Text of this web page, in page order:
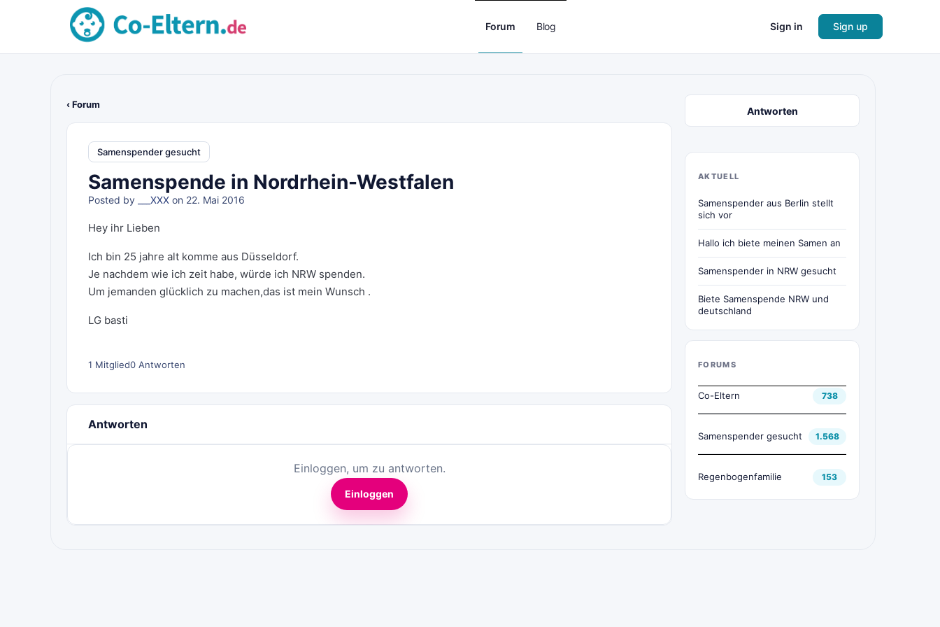
Forum Blog Sign in Sign up
‹ Forum
Samenspender gesucht
Samenspende in Nordrhein-Westfalen
Posted by ___XXX on 22. Mai 2016
Hey ihr Lieben
Ich bin 25 jahre alt komme aus Düsseldorf.
Je nachdem wie ich zeit habe, würde ich NRW spenden.
Um jemanden glücklich zu machen,das ist mein Wunsch .
LG basti
1 Mitglied0 Antworten
Antworten
Einloggen, um zu antworten.
Einloggen
Antworten
AKTUELL
Samenspender aus Berlin stellt
sich vor
Hallo ich biete meinen Samen an
Samenspender in NRW gesucht
Biete Samenspende NRW und
deutschland
FORUMS
Co-Eltern 738
Samenspender gesucht 1.568
Regenbogenfamilie 153